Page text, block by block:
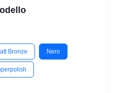
Bronze Nero